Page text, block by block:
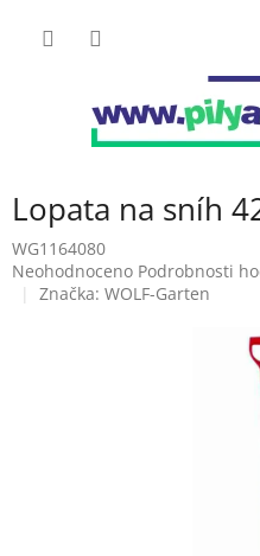
Lopata na sníh
WG1164080
Průměrné
hodnocení
Neohodnoceno Podrobnosti
Značka: WOLF-Garten